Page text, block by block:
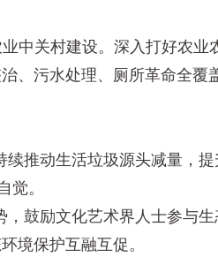
中关村建设。深入打好农业
、污水处理、厕所革命全覆
动生活垃圾源头减量，提
觉。
鼓励文化艺术界人士参与生
境保护互融互促。